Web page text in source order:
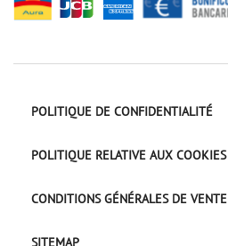
POLITIQUE DE CONFIDENTIALITÉ
POLITIQUE RELATIVE AUX COOKIES
CONDITIONS GÉNÉRALES DE VENTE